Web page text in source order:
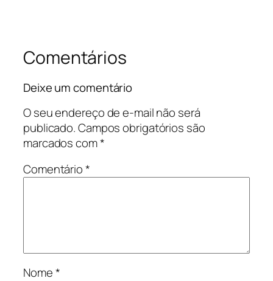
Comentários
Deixe um comentário
O seu endereço de e-mail não será
publicado.Campos obrigatórios são
marcados com*
Comentário*
Nome*